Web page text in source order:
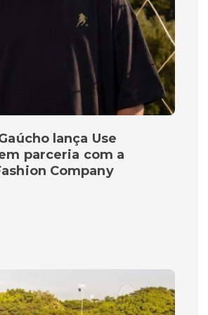
lança Use
parceria com a
Company